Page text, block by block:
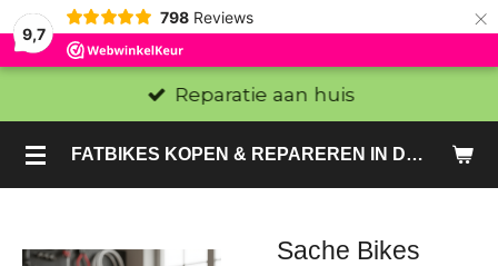
9,7
798 Reviews ×
FATBIKES KOPEN & REPAREREN IN DEN HAAG EN ZOETERMEER - SACHE BIKES
Reparatie aan huis
Sache Bikes